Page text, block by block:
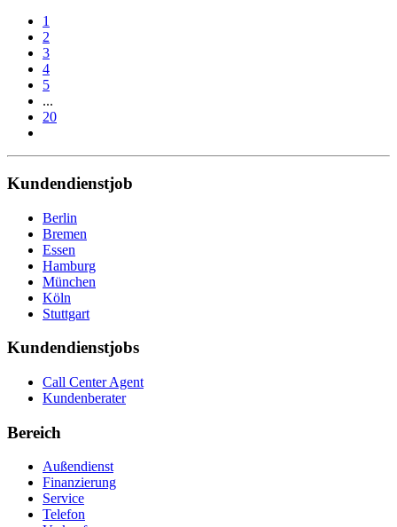
1
2
3
4
5
...
20
Kundendienstjob
Berlin
Bremen
Essen
Hamburg
München
Köln
Stuttgart
Kundendienstjobs
Call Center Agent
Kundenberater
Bereich
Außendienst
Finanzierung
Service
Telefon